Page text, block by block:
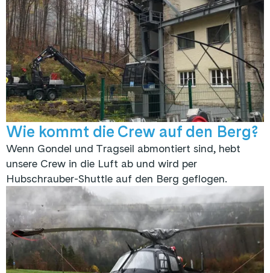
Wie kommt die Crew auf den Berg?
Wenn Gondel und Tragseil abmontiert sind, hebt
unsere Crew in die Luft ab und wird per
Hubschrauber-Shuttle auf den Berg geflogen.